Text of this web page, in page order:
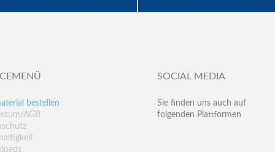
bestellen
AGB
SOCIAL MEDIA
Sie finden uns auch auf
folgenden Plattformen